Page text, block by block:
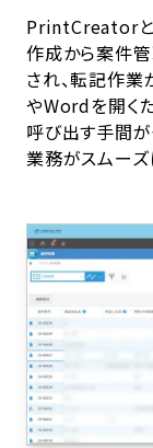
PrintCreatorと
作成から案件
され、転記作業
やWordを開く
呼び出す手間
業務がスムーズ